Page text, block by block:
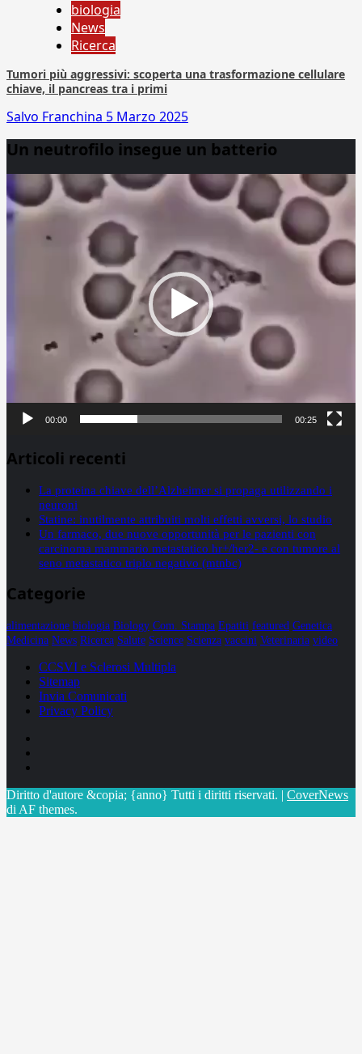
biologia
News
Ricerca
Tumori più aggressivi: scoperta una trasformazione cellulare
chiave, il pancreas tra i primi
Salvo Franchina 5 Marzo 2025
Un neutrofilo insegue un batterio
Player
00:00 00:25
Articoli recenti
La proteina chiave dell’Alzheimer si propaga utilizzando i
neuroni
Statine: inutilmente attribuiti molti effetti avversi, lo studio
Un farmaco, due nuove opportunità per le pazienti con
carcinoma mammario metastatico hr+/her2- e con tumore al
seno metastatico triplo negativo (mtnbc)
Categorie
alimentazione biologia Biology Com. Stampa Epatiti featured Genetica
Medicina News Ricerca Salute Science Scienza vaccini Veterinaria video
CCSVI e Sclerosi Multipla
Sitemap
Invia Comunicati
Privacy Policy
Diritto d'autore &copia; {anno} Tutti i diritti riservati. | CoverNews
di AF themes.